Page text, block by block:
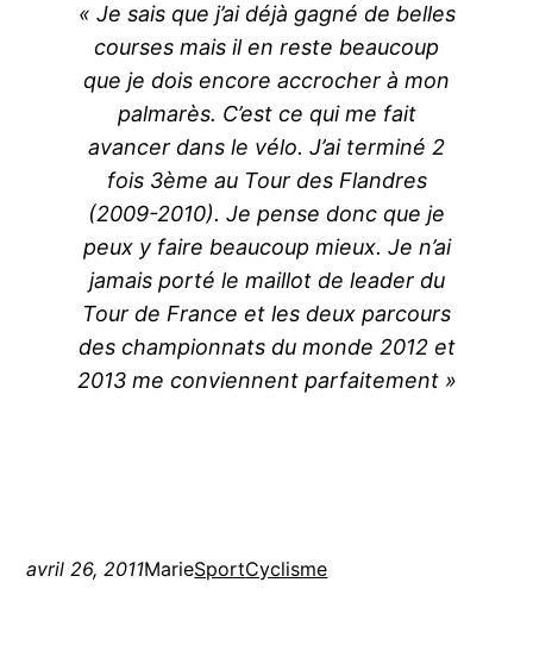
« Je sais que j’ai déjà gagné de belles
courses mais il en reste beaucoup
que je dois encore accrocher à mon
palmarès. C’est ce qui me fait
avancer dans le vélo. J’ai terminé 2
fois 3ème au Tour des Flandres
(2009-2010). Je pense donc que je
peux y faire beaucoup mieux. Je n’ai
jamais porté le maillot de leader du
Tour de France et les deux parcours
des championnats du monde 2012 et
2013 me conviennent parfaitement »
avril 26, 2011MarieSportCyclisme